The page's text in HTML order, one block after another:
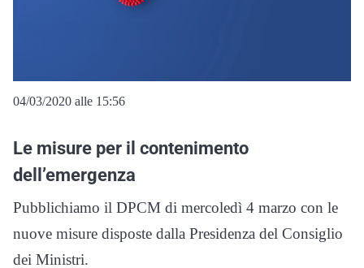
04/03/2020 alle 15:56
Le misure per il contenimento
dell’emergenza
Pubblichiamo il DPCM di mercoledì 4 marzo con le
nuove misure disposte dalla Presidenza del Consiglio
dei Ministri.